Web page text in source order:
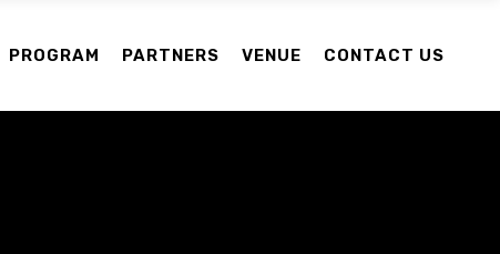
PROGRAM PARTNERS VENUE CONTACT US